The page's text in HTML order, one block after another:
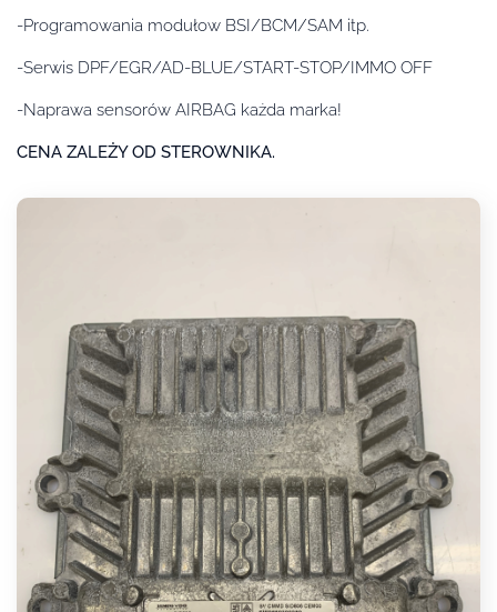
-Programowania modułow BSI/BCM/SAM itp.
-Serwis DPF/EGR/AD-BLUE/START-STOP/IMMO OFF
-Naprawa sensorów AIRBAG każda marka!
CENA ZALEŻY OD STEROWNIKA.